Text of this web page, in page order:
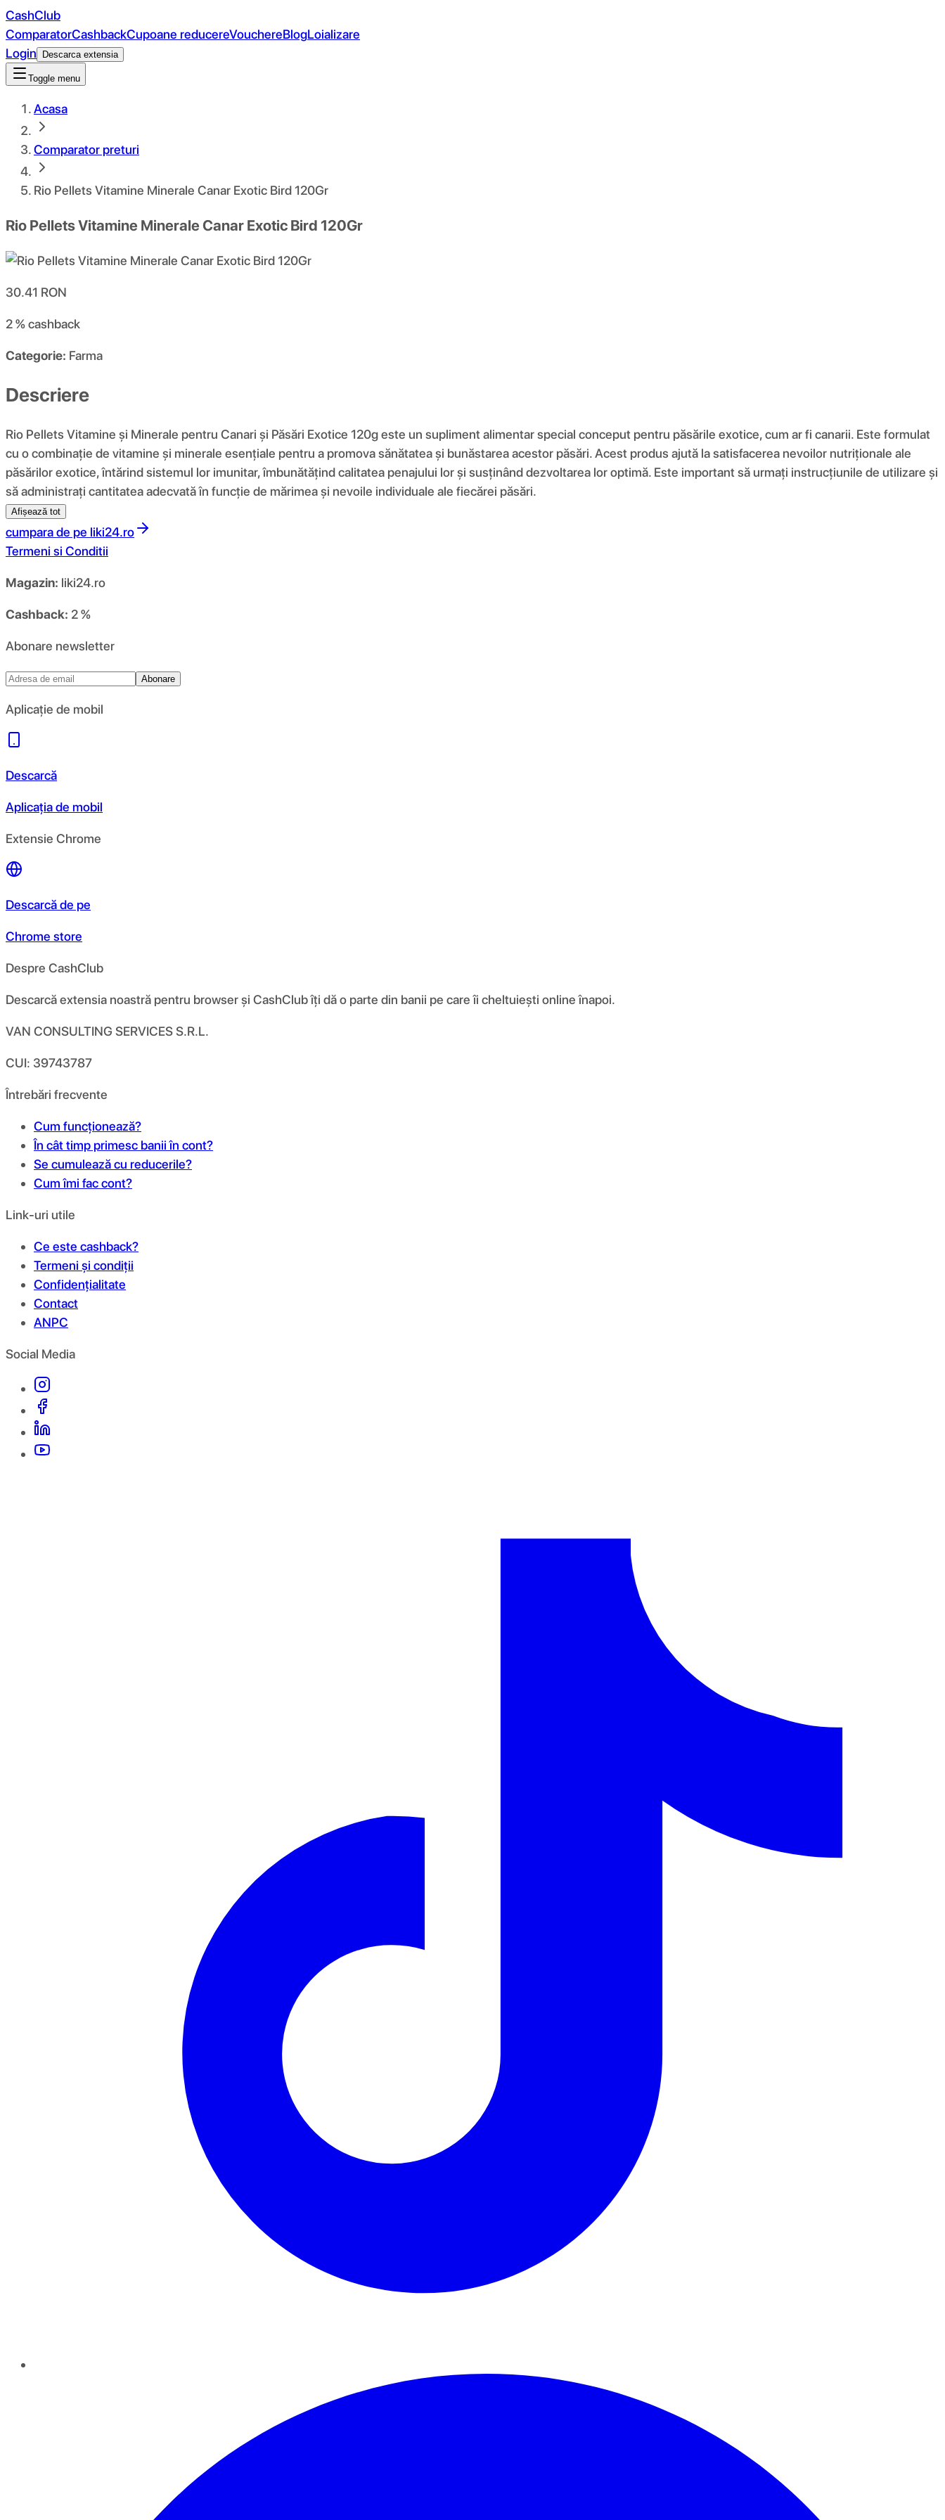
CashClub
ComparatorCashbackCupoane reducereVouchereBlogLoializare
Login
Descarca extensia
Toggle menu
Acasa
Comparator preturi
Rio Pellets Vitamine Minerale Canar Exotic Bird 120Gr
Rio Pellets Vitamine Minerale Canar Exotic Bird 120Gr
30.41 RON
2 %cashback
Categorie: Farma
Descriere
Rio Pellets Vitamine și Minerale pentru Canari și Păsări Exotice 120g este un supliment alimentar special conceput pentru păsările exotice, cum ar fi canarii. Este formulat
cu o combinație de vitamine și minerale esențiale pentru a promova sănătatea și bunăstarea acestor păsări. Acest produs ajută la satisfacerea nevoilor nutriționale ale
păsărilor exotice, întărind sistemul lor imunitar, îmbunătățind calitatea penajului lor și susținând dezvoltarea lor optimă. Este important să urmați instrucțiunile de utilizare și
să administrați cantitatea adecvată în funcție de mărimea și nevoile individuale ale fiecărei păsări.
Afișează tot
cumpara de pe liki24.ro
Termeni si Conditii
Magazin: liki24.ro
Cashback: 2 %
Abonare newsletter
Abonare
Aplicație de mobil
Descarcă
Aplicația de mobil
Extensie Chrome
Descarcă de pe
Chrome store
Despre CashClub
Descarcă extensia noastră pentru browser și CashClub îți dă o parte din banii pe care îi cheltuiești online înapoi.
VAN CONSULTING SERVICES S.R.L.
CUI: 39743787
Întrebări frecvente
Cum funcționează?
În cât timp primesc banii în cont?
Se cumulează cu reducerile?
Cum îmi fac cont?
Link-uri utile
Ce este cashback?
Termeni și condiții
Confidențialitate
Contact
ANPC
Social Media